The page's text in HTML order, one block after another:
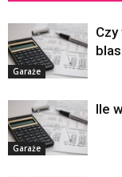
Garaże
Garaże
Ile